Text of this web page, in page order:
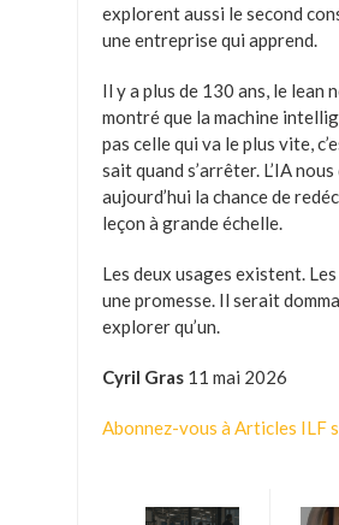
explorent aussi le second
une entreprise qui apprend.
Il y a plus de 130 ans, le lean
montré que la machine
pas celle qui va le plus vite,
sait quand s’arrêter. L’IA
aujourd’hui la chance de
leçon à grande échelle.
Les deux usages existent.
une promesse. Il serait
explorer qu’un.
Cyril Gras 11 mai 2026
Abonnez-vous à Articles ILF